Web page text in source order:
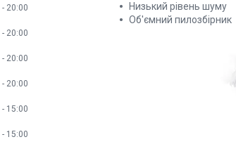
Низький рівень шуму
Об'ємний пилозбірник
20:00
20:00
20:00
20:00
15:00
15:00